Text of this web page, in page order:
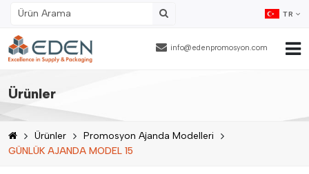
info@edenpromosyon.com
TR
Ana Sayfa
Hakkımızda
Ürünler
Ürünler
Ürünler
Promosyon Ajanda Modelleri
GÜNLÜK AJANDA MODEL 15